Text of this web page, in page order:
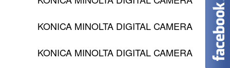
KONICA MINOLTA DIGITAL CAMERA
KONICA MINOLTA DIGITAL CAMERA